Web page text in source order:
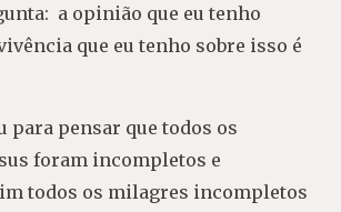
a opinião que eu tenho
que eu tenho sobre isso é
para pensar que todos os
foram incompletos e
todos os milagres incompletos